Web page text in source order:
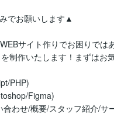
でお願いします▲
サイト作りでお困りで
制作いたします！まずはお
PHP)
Figma)
わせ/概要/スタッフ紹介/